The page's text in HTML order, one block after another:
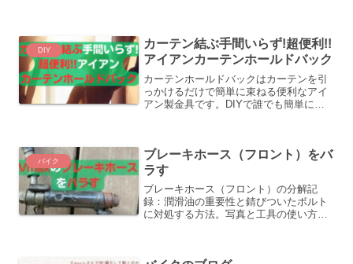
仕上がりを実現しましょう。
DIY
カーテン結ぶ手間いらず!超便利!!
アイアンカーテンホールドバック
カーテンホールドバックはカーテンを引
っかけるだけで簡単に束ねる便利なアイ
アン製金具です。DIYで誰でも簡単に取
しく紹介します。
バイク
ブレーキホース（フロント）をバ
ラす
ブレーキホース（フロント）の分解記
録：潤滑油の重要性と錆びついたボルト
に対処する方法。写真と工具の使い方を